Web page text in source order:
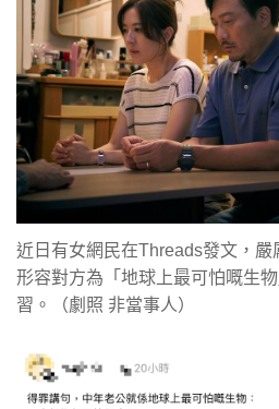
近日有女網民在Threads發文，嚴
形容對方為「地球上最可怕嘅生
習。（劇照 非當事人）